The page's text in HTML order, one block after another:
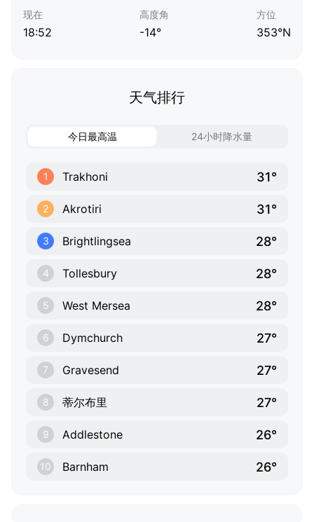
现在
18:52
高度角
-14°
方位
353°N
天气排行
今日最高温 24小时降水量
1 Trakhoni 31°
2 Akrotiri 31°
3 Brightlingsea 28°
4 Tollesbury 28°
5 West Mersea 28°
6 Dymchurch 27°
7 Gravesend 27°
8 蒂尔布里 27°
9 Addlestone 26°
10 Barnham 26°